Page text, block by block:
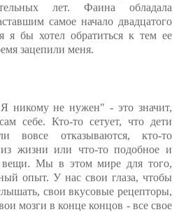
лет. Фаина обладала
самое начало двадцатого
я бы хотел обратиться к тем ее
зацепили меня.
никому не нужен" - это значит,
себе. Кто-то сетует, что дети
вовсе отказываются, кто-то
жизни или что-то подобное и
вещи. Мы в этом мире для того,
опыт. У нас свои глаза, чтобы
свои вкусовые рецепторы,
мозги в конце концов - все свое